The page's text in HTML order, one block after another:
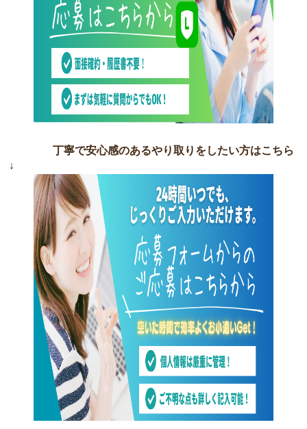
丁寧で安心感のあるやり取りをしたい方はこちら
↓